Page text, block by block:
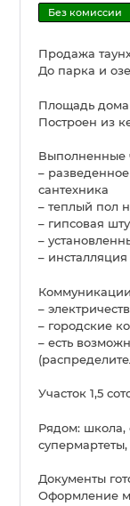
Без комиссии
Продажа
До парка и
Площадь дома
Построен из
Выполненные
–
сантехника
– теплый пол
– гипсовая
–
– инсталляция
–
– городские
– есть
Участок 1,5
Рядом: школа,
Документы
Оформление